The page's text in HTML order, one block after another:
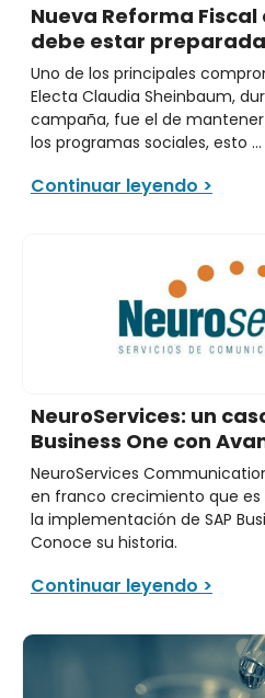
Nueva Reforma
debe estar preparada
Uno de los principales
Electa Claudia Sheinbaum,
campaña, fue el de
los programas sociales, esto ...
Continuar leyendo >
NeuroServices: un
Business One con
NeuroServices
en franco crecimiento que es
la implementación de SAP
Conoce su historia.
Continuar leyendo >